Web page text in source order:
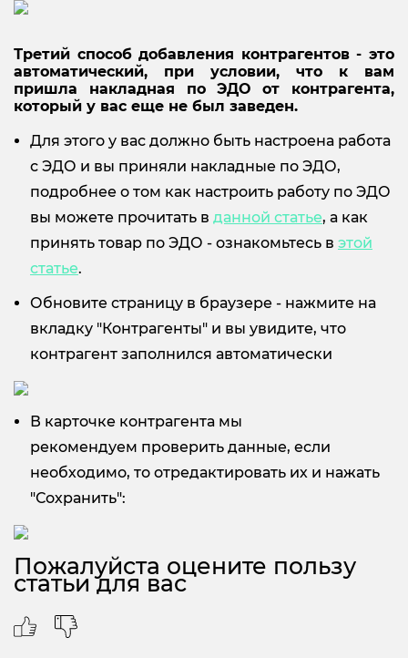
Третий способ добавления контрагентов - это
автоматический, при условии, что к вам
пришла накладная по ЭДО от контрагента,
который у вас еще не был заведен.
Для этого у вас должно быть настроена работа
с ЭДО и вы приняли накладные по ЭДО,
подробнее о том как настроить работу по ЭДО
вы можете прочитать в данной статье, а как
принять товар по ЭДО - ознакомьтесь в этой
статье.
Обновите страницу в браузере - нажмите на
вкладку "Контрагенты" и вы увидите, что
контрагент заполнился автоматически
В карточке контрагента мы
рекомендуем проверить данные, если
необходимо, то отредактировать их и нажать
"Сохранить":
Пожалуйста оцените пользу
статьи для вас